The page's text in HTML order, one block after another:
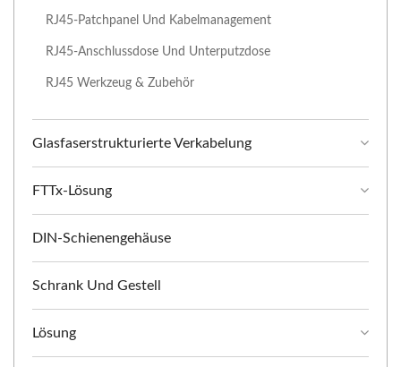
RJ45-Patchpanel Und Kabelmanagement
RJ45-Anschlussdose Und Unterputzdose
RJ45 Werkzeug & Zubehör
Glasfaserstrukturierte Verkabelung
FTTx-Lösung
DIN-Schienengehäuse
Schrank Und Gestell
Lösung